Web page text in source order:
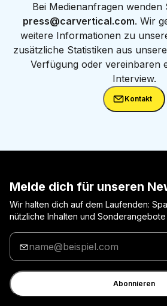
Bei Medienanfragen wenden
press@carvertical.com. Wir
weitere Informationen zu
zusätzliche Statistiken aus
Verfügung oder vereinbaren
Interview.
Kontakt
Melde dich für unseren
Wir halten dich auf dem Laufenden:
nützliche Inhalten und
Gib
deine
E-
Mail
ein
Abonnieren